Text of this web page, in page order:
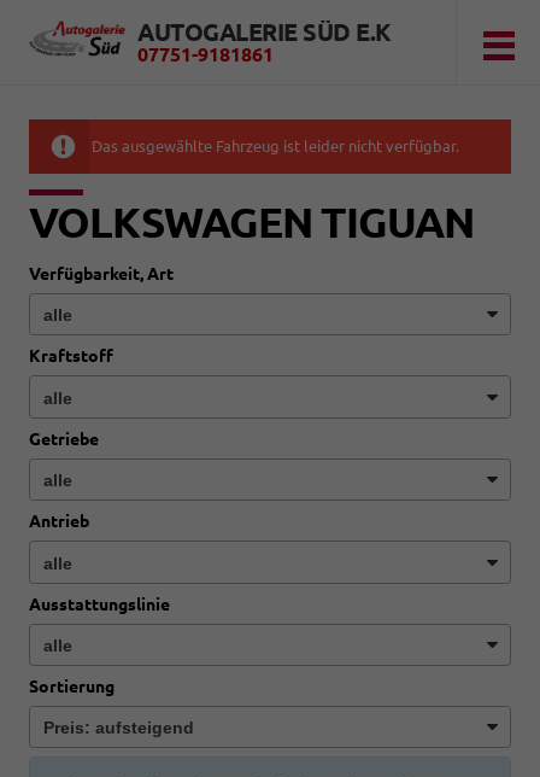
AUTOGALERIE SÜD E.K
07751-9181861
Das ausgewählte Fahrzeug ist leider nicht verfügbar.
VOLKSWAGEN TIGUAN
Verfügbarkeit, Art
Kraftstoff
Getriebe
Antrieb
Ausstattungslinie
Sortierung